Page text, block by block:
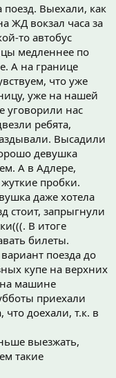
Выехали, как
ЖД вокзал часа за
то автобус
медленнее по
А на границе
что уже
уже на нашей
уговорили нас
ребята,
Высадили
девушка
А в Адлере,
пробки.
даже хотела
стоит, запрыгнули
В итоге
билеты.
поезда до
купе на верхних
на машине
приехали
доехали, т.к. в
выезжать,
такие